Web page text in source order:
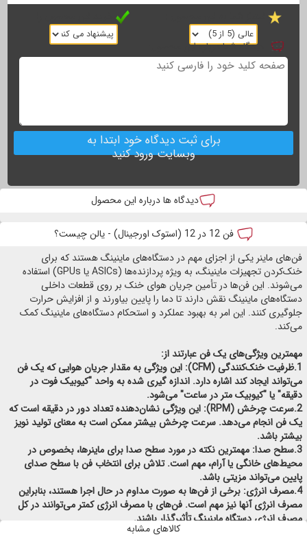
دیدگاه شما درباره این محصول:
برای ثبت دیدگاه خود ابتدا به
وبسایت ورود کنید
دیدگاه ها درباره این محصول
فن 12 در 12 (استوک اورجینال) - یالن چیست؟
فن‌های ماینر یکی از اجزای مهم در دستگاه‌های ماینینگ هستند که برای
خنک‌کردن تجهیزات ماینینگ، به ویژه پردازنده‌ها (ASICs یا GPUs) استفاده
می‌شوند. این فن‌ها در تأمین جریان هوای خنک بر روی قطعات داخلی
دستگاه‌های ماینینگ نقش دارند تا دما را پایین بیاورند و از افزایش حرارت
جلوگیری کنند. این امر به بهبود عملکرد و استحکام دستگاه‌های ماینینگ کمک
می‌کند.
مهمترین ویژگی‌های یک فن عبارتند از:
1.ظرفیت خنک‌کنندگی (CFM): این ویژگی به مقدار جریان هوایی که یک فن
می‌تواند ایجاد کند اشاره دارد. اندازه گیری شده به واحد "کیوبیک فوت در
دقیقه" یا "کیوبیک متر در ساعت" می‌شود.
2.سرعت چرخش (RPM): این ویژگی نشان‌دهنده تعداد دور در دقیقه است که
یک فن انجام می‌دهد. سرعت چرخش بیشتر ممکن است به معنای تولید نویز
بیشتر باشد.
3.سطح صدا: مهمترین نکته در مورد سطح صدا برای ماینرها، بخصوص در
محیط‌های خانگی یا آرام، مهم است. تلاش برای انتخاب فن با سطح صدای
پایین می‌تواند مزیتی باشد.
4.مصرف انرژی: برخی از فن‌ها به صورت مداوم در حال اجرا هستند، بنابراین
مصرف انرژی آنها نیز مهم است. فن‌های با مصرف انرژی کمتر می‌توانند در کل
مصرف انرژی دستگاه ماینینگ تأثیرگذار باشند.
5.اندازه و شکل: ابعاد فن نیز باید با توجه به اندازه و طراحی دستگاه ماینینگ
کالاهای مشابه